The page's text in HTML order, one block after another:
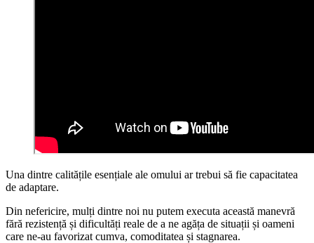
Una dintre calitățile esențiale ale omului ar trebui să fie capacitatea
de adaptare.
Din nefericire, mulți dintre noi nu putem executa această manevră
fără rezistență și dificultăți reale de a ne agăța de situații și oameni
care ne-au favorizat cumva, comoditatea și stagnarea.